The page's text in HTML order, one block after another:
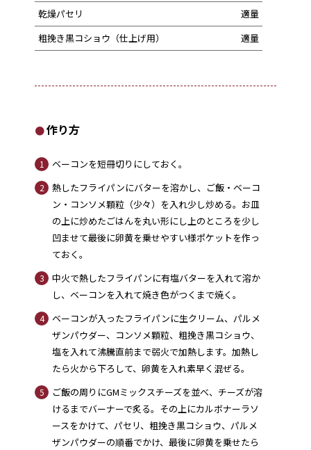
乾燥パセリ
適量
粗挽き黒コショウ（仕上げ用）
適量
作り方
1 ベーコンを短冊切りにしておく。
2
熱したフライパンにバターを溶かし、ご飯・ベーコ
ン・コンソメ顆粒（少々）を入れ少し炒める。お皿
の上に炒めたごはんを丸い形にし上のところを少し
凹ませて最後に卵黄を乗せやすい様ポケットを作っ
ておく。
3
中火で熱したフライパンに有塩バターを入れて溶か
し、ベーコンを入れて焼き色がつくまで焼く。
4
ベーコンが入ったフライパンに生クリーム、パルメ
ザンパウダー、コンソメ顆粒、粗挽き黒コショウ、
塩を入れて沸騰直前まで弱火で加熱します。加熱し
たら火から下ろして、卵黄を入れ素早く混ぜる。
5
ご飯の周りにGMミックスチーズを並べ、チーズが溶
けるまでバーナーで炙る。その上にカルボナーラソ
ースをかけて、パセリ、粗挽き黒コショウ、パルメ
ザンパウダーの順番でかけ、最後に卵黄を乗せたら